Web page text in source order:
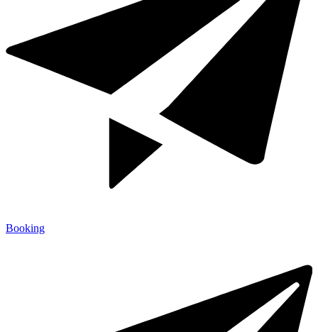
Booking